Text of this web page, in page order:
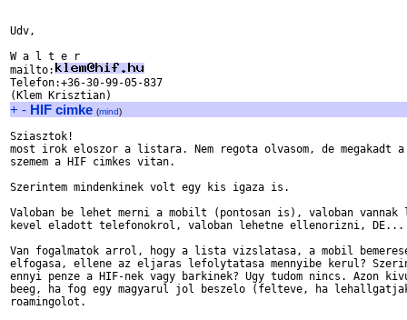
Udv,
W a l t e r
mailto:
Telefon:+36-30-99-05-837
+ - HIF cimke (mind)
Sziasztok!
most irok eloszor a listara. Nem regota olvasom, de megakadt a
szemem a HIF cimkes vitan.
Szerintem mindenkinek volt egy kis igaza is.
Valoban be lehet merni a mobilt (pontosan is), valoban
kevel eladott telefonokrol, valoban lehetne ellenorizni, DE...
Van fogalmatok arrol, hogy a lista vizslatasa, a mobil
elfogasa, ellene az eljaras lefolytatasa mennyibe kerul?
ennyi penze a HIF-nek vagy barkinek? Ugy tudom nincs. Azon
beeg, ha fog egy magyarul jol beszelo (felteve, ha
roamingolot.